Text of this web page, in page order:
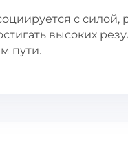
с
высоких
пути.